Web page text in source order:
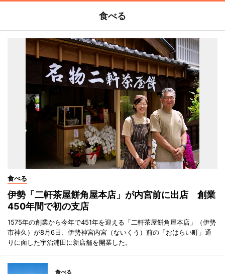
食べる
食べる
伊勢「二軒茶屋餅角屋本店」が内宮前に出店 創業
450年間で初の支店
1575年の創業から今年で451年を迎える「二軒茶屋餅角屋本店」（伊勢
市神久）が8月6日、伊勢神宮内宮（ないくう）前の「おはらい町」通
りに面した宇治浦田に新店舗を開業した。
食べる